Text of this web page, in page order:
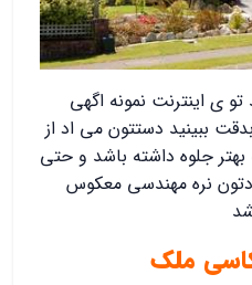
ی اینترنت نمونه اگهی
ببینید دستتون می اد از
جلوه داشته باشد و حتی
نره مهندسی معکوس
ملک